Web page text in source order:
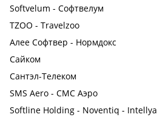
Softvelum - Софтвелум
TZOO - Travelzoo
Алее Софтвер - Нормдокс
Сайком
Сантэл-Телеком
SMS Aero - СМС Аэро
Softline Holding - Noventiq - Intellya